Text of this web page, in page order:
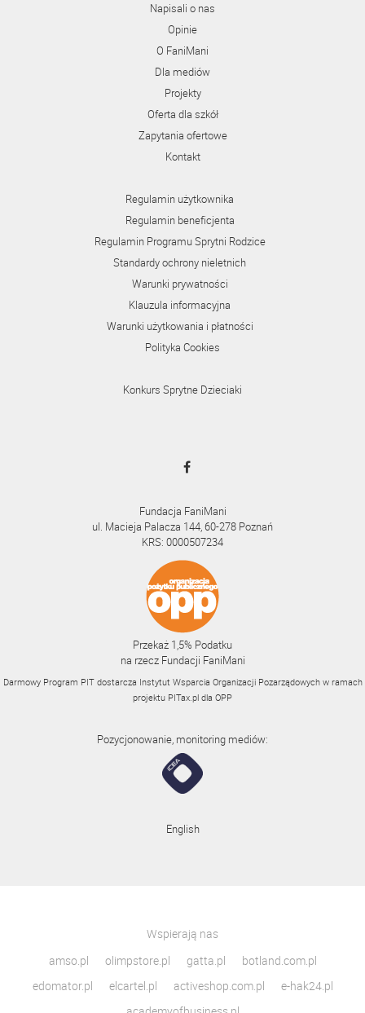
Napisali o nas
Opinie
O FaniMani
Dla mediów
Projekty
Oferta dla szkół
Zapytania ofertowe
Kontakt
Regulamin użytkownika
Regulamin beneficjenta
Regulamin Programu Sprytni Rodzice
Standardy ochrony nieletnich
Warunki prywatności
Klauzula informacyjna
Warunki użytkowania i płatności
Polityka Cookies
Konkurs Sprytne Dzieciaki
Fundacja FaniMani
ul. Macieja Palacza 144, 60-278 Poznań
KRS: 0000507234
Przekaż 1,5% Podatku
na rzecz Fundacji FaniMani
Darmowy Program PIT dostarcza Instytut Wsparcia Organizacji Pozarządowych w ramach
projektu PITax.pl dla OPP
Pozycjonowanie, monitoring mediów:
English
Wspierają nas
amso.pl
olimpstore.pl gatta.pl
botland.com.pl
edomator.pl
elcartel.pl activeshop.com.pl
e-hak24.pl